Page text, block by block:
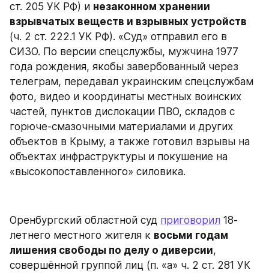
ст. 205 УК РФ) и незаконном хранении
взрывчатых веществ и взрывных устройств
(ч. 2 ст. 222.1 УК РФ). «Суд» отправил его в
СИЗО. По версии спецслужбы, мужчина 1977
года рождения, якобы завербованный через
телеграм, передавал украинским спецслужбам
фото, видео и координаты местных воинских
частей, пунктов дислокации ПВО, складов с
горюче-смазочными материалами и других
объектов в Крыму, а также готовил взрывы на
объектах инфраструктуры и покушение на
«высокопоставленного» силовика.
Оренбургский областной суд приговорил 18-
летнего местного жителя к восьми годам
лишения свободы по делу о диверсии,
совершённой группой лиц (п. «а» ч. 2 ст. 281 УК